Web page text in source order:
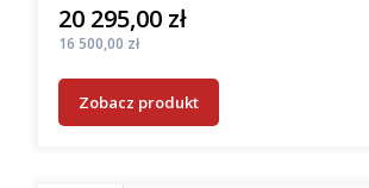
Cena
20 295,00 zł
Cena
16 500,00 zł
Zobacz produkt